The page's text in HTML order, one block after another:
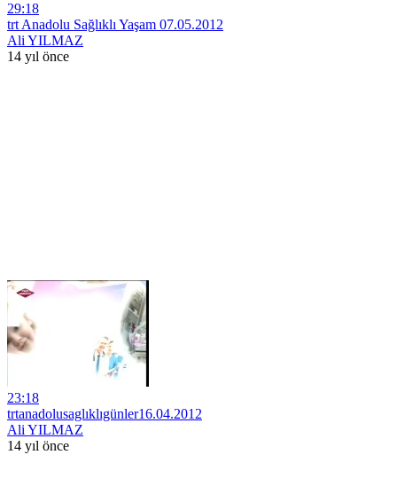
29:18
trt Anadolu Sağlıklı Yaşam 07.05.2012
Ali YILMAZ
14 yıl önce
23:18
trtanadolusaglıklıgünler16.04.2012
Ali YILMAZ
14 yıl önce